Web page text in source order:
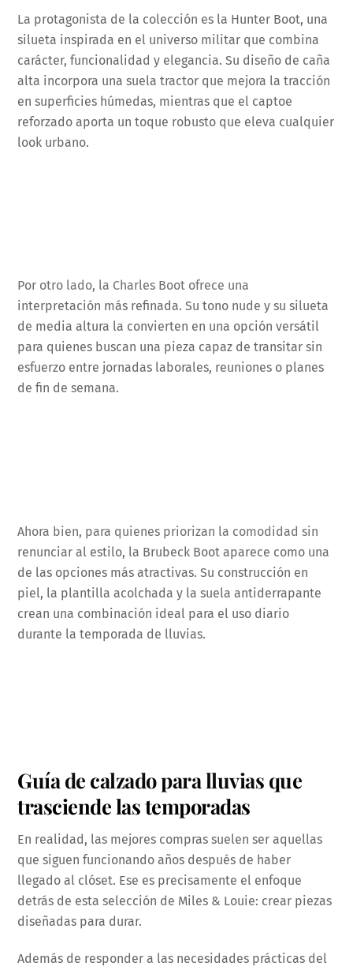
La protagonista de la colección es la Hunter Boot, una
silueta inspirada en el universo militar que combina
carácter, funcionalidad y elegancia. Su diseño de caña
alta incorpora una suela tractor que mejora la tracción
en superficies húmedas, mientras que el captoe
reforzado aporta un toque robusto que eleva cualquier
look urbano.
Por otro lado, la Charles Boot ofrece una
interpretación más refinada. Su tono nude y su silueta
de media altura la convierten en una opción versátil
para quienes buscan una pieza capaz de transitar sin
esfuerzo entre jornadas laborales, reuniones o planes
de fin de semana.
Ahora bien, para quienes priorizan la comodidad sin
renunciar al estilo, la Brubeck Boot aparece como una
de las opciones más atractivas. Su construcción en
piel, la plantilla acolchada y la suela antiderrapante
crean una combinación ideal para el uso diario
durante la temporada de lluvias.
Guía de calzado para lluvias que
trasciende las temporadas
En realidad, las mejores compras suelen ser aquellas
que siguen funcionando años después de haber
llegado al clóset. Ese es precisamente el enfoque
detrás de esta selección de Miles & Louie: crear piezas
diseñadas para durar.
Además de responder a las necesidades prácticas del